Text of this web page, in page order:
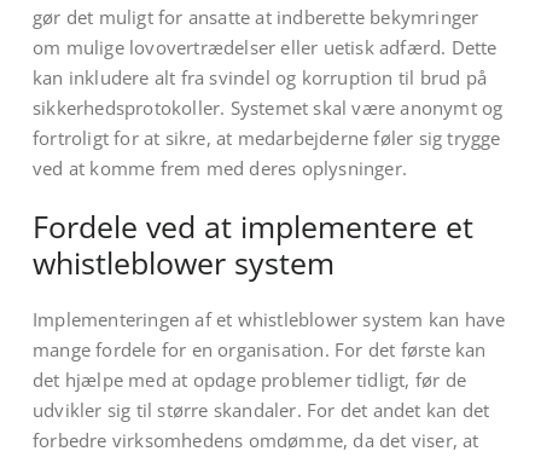
gør det muligt for ansatte at indberette bekymringer
om mulige lovovertrædelser eller uetisk adfærd. Dette
kan inkludere alt fra svindel og korruption til brud på
sikkerhedsprotokoller. Systemet skal være anonymt og
fortroligt for at sikre, at medarbejderne føler sig trygge
ved at komme frem med deres oplysninger.
Fordele ved at implementere et
whistleblower system
Implementeringen af et whistleblower system kan have
mange fordele for en organisation. For det første kan
det hjælpe med at opdage problemer tidligt, før de
udvikler sig til større skandaler. For det andet kan det
forbedre virksomhedens omdømme, da det viser, at